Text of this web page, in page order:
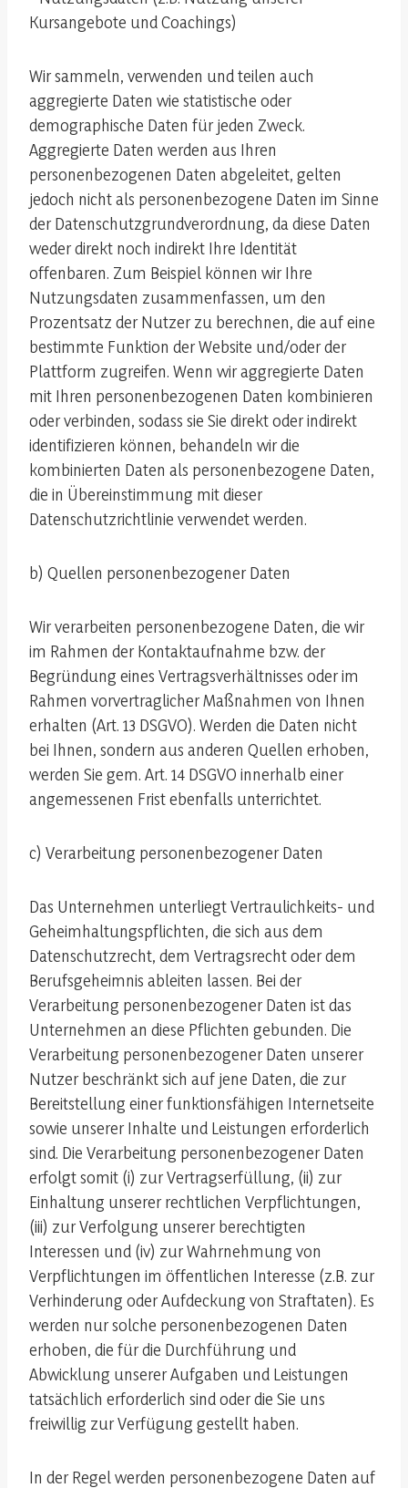
Kursangebote und Coachings)
Wir sammeln, verwenden und teilen auch
aggregierte Daten wie statistische oder
demographische Daten für jeden Zweck.
Aggregierte Daten werden aus Ihren
personenbezogenen Daten abgeleitet, gelten
jedoch nicht als personenbezogene Daten im Sinne
der Datenschutzgrundverordnung, da diese Daten
weder direkt noch indirekt Ihre Identität
offenbaren. Zum Beispiel können wir Ihre
Nutzungsdaten zusammenfassen, um den
Prozentsatz der Nutzer zu berechnen, die auf eine
bestimmte Funktion der Website und/oder der
Plattform zugreifen. Wenn wir aggregierte Daten
mit Ihren personenbezogenen Daten kombinieren
oder verbinden, sodass sie Sie direkt oder indirekt
identifizieren können, behandeln wir die
kombinierten Daten als personenbezogene Daten,
die in Übereinstimmung mit dieser
Datenschutzrichtlinie verwendet werden.
b) Quellen personenbezogener Daten
Wir verarbeiten personenbezogene Daten, die wir
im Rahmen der Kontaktaufnahme bzw. der
Begründung eines Vertragsverhältnisses oder im
Rahmen vorvertraglicher Maßnahmen von Ihnen
erhalten (Art. 13 DSGVO). Werden die Daten nicht
bei Ihnen, sondern aus anderen Quellen erhoben,
werden Sie gem. Art. 14 DSGVO innerhalb einer
angemessenen Frist ebenfalls unterrichtet.
c) Verarbeitung personenbezogener Daten
Das Unternehmen unterliegt Vertraulichkeits- und
Geheimhaltungspflichten, die sich aus dem
Datenschutzrecht, dem Vertragsrecht oder dem
Berufsgeheimnis ableiten lassen. Bei der
Verarbeitung personenbezogener Daten ist das
Unternehmen an diese Pflichten gebunden. Die
Verarbeitung personenbezogener Daten unserer
Nutzer beschränkt sich auf jene Daten, die zur
Bereitstellung einer funktionsfähigen Internetseite
sowie unserer Inhalte und Leistungen erforderlich
sind. Die Verarbeitung personenbezogener Daten
erfolgt somit (i) zur Vertragserfüllung, (ii) zur
Einhaltung unserer rechtlichen Verpflichtungen,
(iii) zur Verfolgung unserer berechtigten
Interessen und (iv) zur Wahrnehmung von
Verpflichtungen im öffentlichen Interesse (z.B. zur
Verhinderung oder Aufdeckung von Straftaten). Es
werden nur solche personenbezogenen Daten
erhoben, die für die Durchführung und
Abwicklung unserer Aufgaben und Leistungen
tatsächlich erforderlich sind oder die Sie uns
freiwillig zur Verfügung gestellt haben.
In der Regel werden personenbezogene Daten auf